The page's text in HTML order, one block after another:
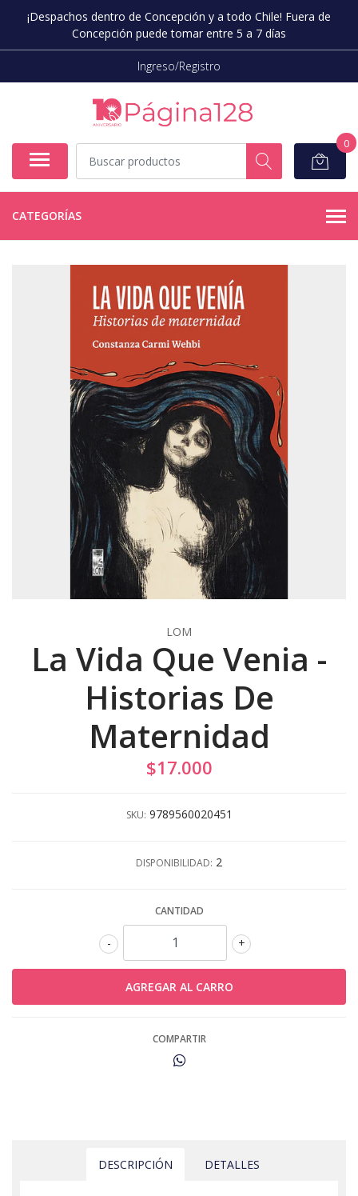
¡Despachos dentro de Concepción y a todo Chile! Fuera de
Concepción puede tomar entre 5 a 7 días
Ingreso/Registro
0
CATEGORÍAS
LOM
La Vida Que Venia -
Historias De
Maternidad
$17.000
SKU: 9789560020451
DISPONIBILIDAD: 2
CANTIDAD
+
-
COMPARTIR
DESCRIPCIÓN DETALLES